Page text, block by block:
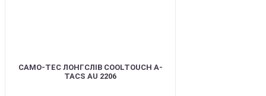
CAMO-TEC ЛОНГСЛІВ COOLTOUCH A-
TACS AU 2206